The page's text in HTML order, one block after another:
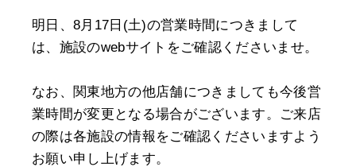
明日、8月17日(土)の営業時間につきまして
は、施設のwebサイトをご確認くださいませ。
なお、関東地方の他店舗につきましても今後営
業時間が変更となる場合がございます。ご来店
の際は各施設の情報をご確認くださいますよう
お願い申し上げます。